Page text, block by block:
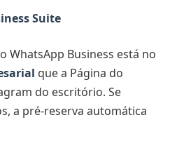
Suite
WhatsApp Business está no
que a Página do
do escritório. Se
a pré-reserva automática